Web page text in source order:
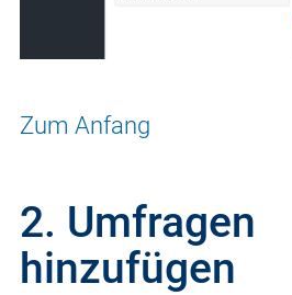
Zum Anfang
2. Umfragen
hinzufügen